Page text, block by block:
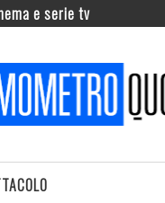
e serie tv